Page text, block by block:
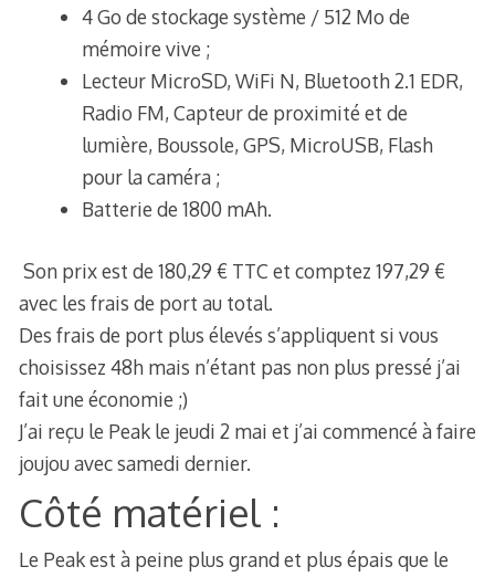
4 Go de stockage système / 512 Mo de
mémoire vive ;
Lecteur MicroSD, WiFi N, Bluetooth 2.1 EDR,
Radio FM, Capteur de proximité et de
lumière, Boussole, GPS, MicroUSB, Flash
pour la caméra ;
Batterie de 1800 mAh.
Son prix est de 180,29 € TTC et comptez 197,29 €
avec les frais de port au total.
Des frais de port plus élevés s’appliquent si vous
choisissez 48h mais n’étant pas non plus pressé j’ai
fait une économie ;)
J’ai reçu le Peak le jeudi 2 mai et j’ai commencé à faire
joujou avec samedi dernier.
Côté matériel :
Le Peak est à peine plus grand et plus épais que le